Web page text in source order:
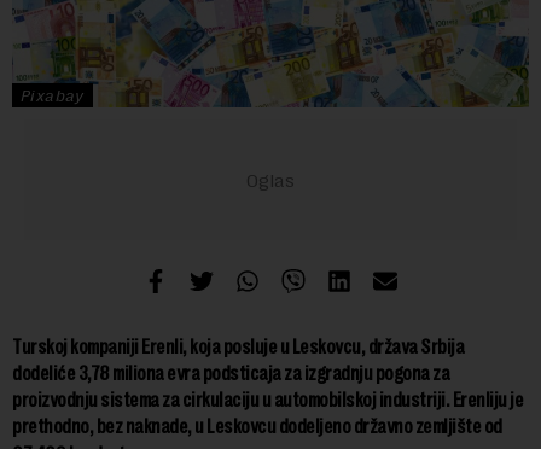
Pixabay
Turskoj kompaniji Erenli, koja posluje u Leskovcu, država Srbija
dodeliće 3,78 miliona evra podsticaja za izgradnju pogona za
proizvodnju sistema za cirkulaciju u automobilskoj industriji. Erenliju je
prethodno, bez naknade, u Leskovcu dodeljeno državno zemljište od